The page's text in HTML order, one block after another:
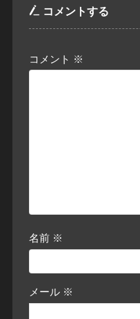
コメントする
コメント ※
名前 ※
メール ※